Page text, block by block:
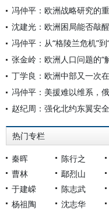
冯仲平：欧洲战略研究的
沈建光：欧洲困局能否敲
冯仲平：从“格陵兰危机”
张金岭：欧洲人口问题的“
丁学良：欧洲中部又一次
赵纪周：强化北约东翼安
热门专栏
秦晖 陈行之
曹林
鄢烈山
于建嵘
陈志武
杨祖陶
沈志华